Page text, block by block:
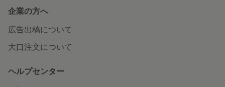
企業の方へ
広告出稿について
大口注文について
ヘルプセンター